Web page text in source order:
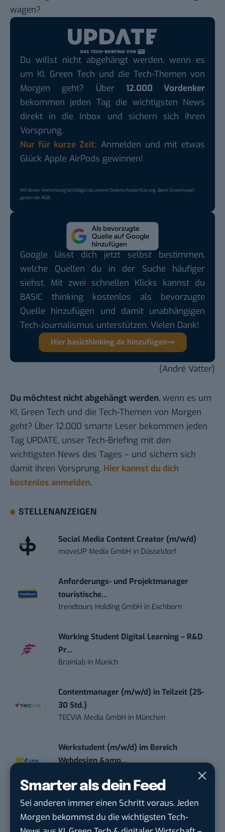
Smarter als dein Feed
Sei anderen immer einen Schritt voraus. Jeden
Morgen bekommst du die wichtigsten Tech-
wagen?
Du willst nicht abgehängt werden, wenn es
um KI, Green Tech und die Tech-Themen von
Morgen geht? Über 12.000 Vordenker
bekommen jeden Tag die wichtigsten News
direkt in die Inbox und sichern sich ihren
Vorsprung.
Nur für kurze Zeit: Anmelden und mit etwas
Glück Apple AirPods gewinnen!
Mit deiner Anmeldung bestätigst du unsereDatenschutzerklärung. Beim Gewinnspiel
gelten dieAGB.
Google lässt dich jetzt selbst bestimmen,
welche Quellen du in der Suche häufiger
siehst. Mit zwei schnellen Klicks kannst du
BASIC thinking kostenlos als bevorzugte
Quelle hinzufügen und damit unabhängigen
Tech-Journalismus unterstützen. Vielen Dank!
Hier basicthinking.de hinzufügen
(André Vatter)
Du möchtest nicht abgehängt werden, wenn es um
KI, Green Tech und die Tech-Themen von Morgen
geht? Über 12.000 smarte Leser bekommen jeden
Tag UPDATE, unser Tech-Briefing mit den
wichtigsten News des Tages – und sichern sich
damit ihren Vorsprung. Hier kannst du dich
kostenlos anmelden.
STELLENANZEIGEN
Social Media Content Creator (m/w/d)
moveUP Media GmbH in Düsseldorf
Anforderungs- und Projektmanager
touristische...
trendtours Holding GmbH in Eschborn
Working Student Digital Learning – R&D
Pr...
Brainlab in Munich
Contentmanager (m/w/d) in Teilzeit (25-
30 Std.)
TECVIA Media GmbH in München
Werkstudent (m/w/d) im Bereich
Webdesign &amp...
Mitarbeiter (m/w/d) Customer
Engagement / Soc...
BBBank eGinBerlin, Frankfurt am Main,